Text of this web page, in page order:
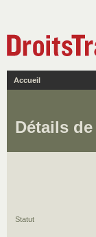
Accueil
Détails de
Statut